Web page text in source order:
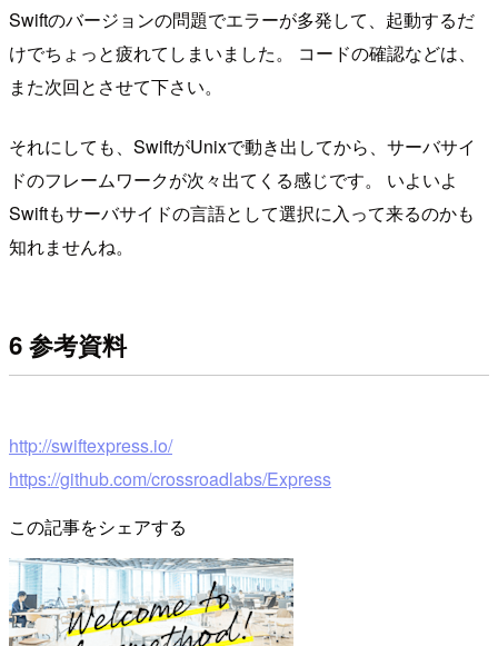
Swiftのバージョンの問題でエラーが多発して、起動するだ
けでちょっと疲れてしまいました。 コードの確認などは、
また次回とさせて下さい。
それにしても、SwiftがUnixで動き出してから、サーバサイ
ドのフレームワークが次々出てくる感じです。 いよいよ
Swiftもサーバサイドの言語として選択に入って来るのかも
知れませんね。
6 参考資料
http://swiftexpress.io/
https://github.com/crossroadlabs/Express
この記事をシェアする